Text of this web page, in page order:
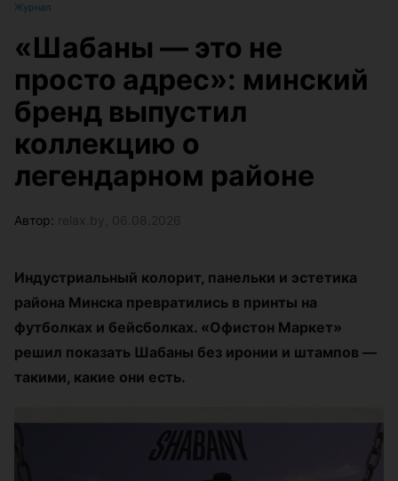
Журнал
«Шабаны — это не
просто адрес»: минский
бренд выпустил
коллекцию о
легендарном районе
Автор:
Индустриальный колорит, панельки и эстетика
района Минска превратились в принты на
футболках и бейсболках. «Офистон Маркет»
решил показать Шабаны без иронии и штампов —
такими, какие они есть.